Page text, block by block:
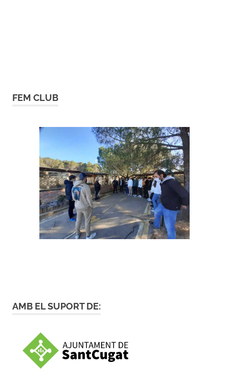
FEM CLUB
AMB EL SUPORT DE: